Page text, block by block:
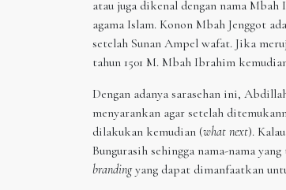
atau juga dikenal dengan nama
agama Islam. Konon Mbah Jenggot
setelah Sunan Ampel wafat. Jika
tahun 1501 M. Mbah Ibrahim
Dengan adanya sarasehan ini,
menyarankan agar setelah
dilakukan kemudian (what next).
Bungurasih sehingga nama-nama
brandingyang dapat dimanfaatkan